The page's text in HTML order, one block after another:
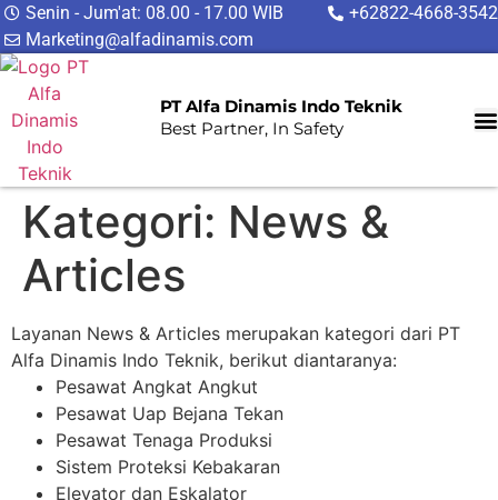
Senin - Jum'at: 08.00 - 17.00 WIB
+62822-4668-3542
Marketing@alfadinamis.com
PT Alfa Dinamis Indo Teknik
Best Partner, In Safety
Kategori: News &
Articles
Layanan News & Articles merupakan kategori dari PT
Alfa Dinamis Indo Teknik, berikut diantaranya:
Pesawat Angkat Angkut
Pesawat Uap Bejana Tekan
Pesawat Tenaga Produksi
Sistem Proteksi Kebakaran
Elevator dan Eskalator